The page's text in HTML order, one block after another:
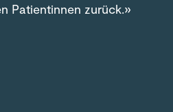
Patientinnen zurück.»